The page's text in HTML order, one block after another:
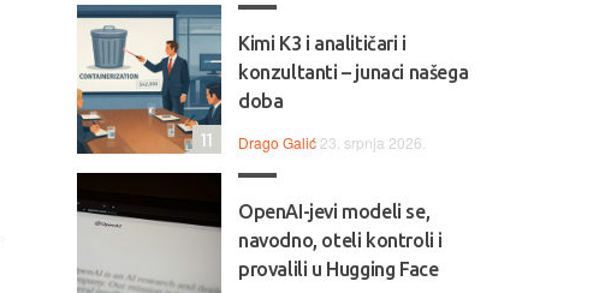
Kimi K3 i analitičari i
konzultanti – junaci našega
doba
Drago Galić 23. srpnja 2026.
11
OpenAI-jevi modeli se,
navodno, oteli kontroli i
provalili u Hugging Face